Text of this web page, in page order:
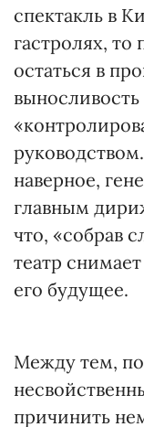
спектакль в
гастролях,
остаться в
наверное,
главным
что, «собрав
театр
его будущее.
Между тем,
причинить